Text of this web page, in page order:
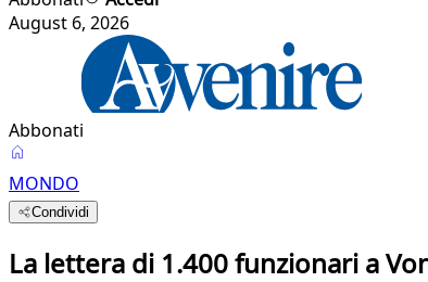
August 6, 2026
Abbonati
MONDO
Condividi
La lettera di 1.400 funzionari a